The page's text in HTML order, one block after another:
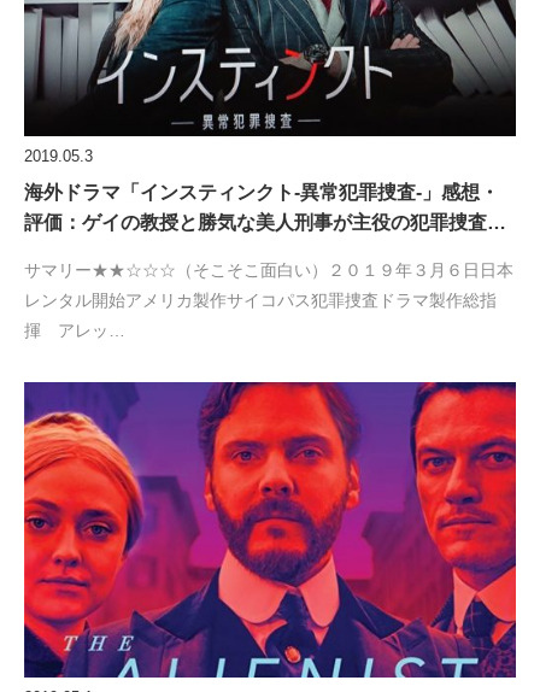
2019.05.3
海外ドラマ「インスティンクト-異常犯罪捜査-」感想・
評価：ゲイの教授と勝気な美人刑事が主役の犯罪捜査…
サマリー★★☆☆☆（そこそこ面白い）２０１９年３月６日日本
レンタル開始アメリカ製作サイコパス犯罪捜査ドラマ製作総指
揮 アレッ…